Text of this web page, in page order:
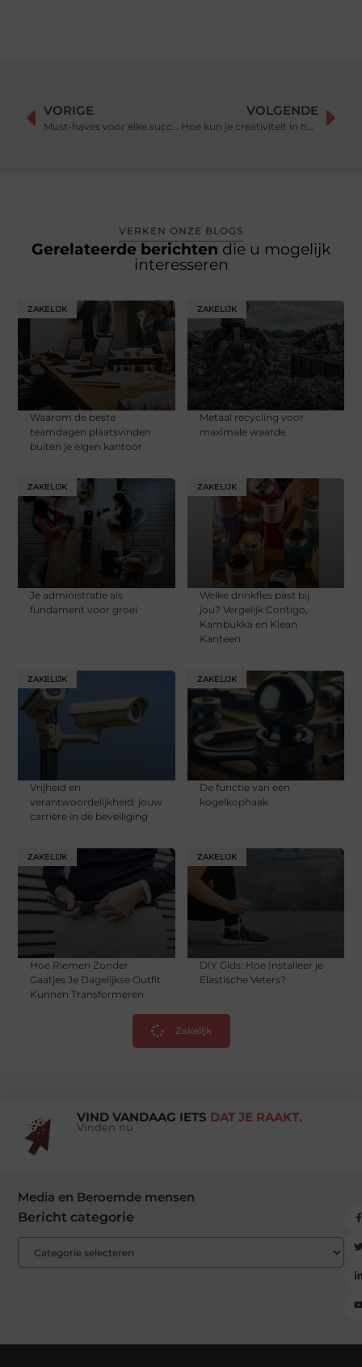
VORIGE
Must-haves voor elke succesvolle roosterplanning
VOLGENDE
Hoe kun je creativiteit in huis stimuleren?
VERKEN ONZE BLOGS
Gerelateerde berichten die u mogelijk
interesseren
ZAKELIJK
Waarom de beste
teamdagen plaatsvinden
buiten je eigen kantoor
ZAKELIJK
Metaal recycling voor
maximale waarde
ZAKELIJK
Je administratie als
fundament voor groei
ZAKELIJK
Welke drinkfles past bij
jou? Vergelijk Contigo,
Kambukka en Klean
Kanteen
ZAKELIJK
Vrijheid en
verantwoordelijkheid: jouw
carrière in de beveiliging
ZAKELIJK
De functie van een
kogelkophaak
ZAKELIJK
Hoe Riemen Zonder
Gaatjes Je Dagelijkse Outfit
Kunnen Transformeren
ZAKELIJK
DIY Gids: Hoe Installeer je
Elastische Veters?
Zakelijk
VIND VANDAAG IETS DAT JE RAAKT.
Vinden nu
Media en Beroemde mensen
Bericht categorie